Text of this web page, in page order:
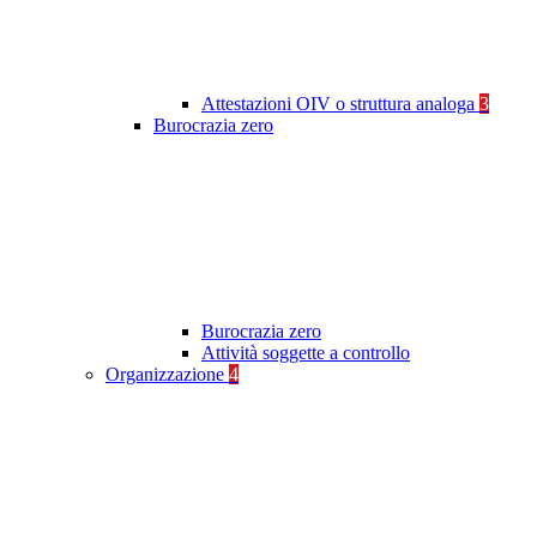
Attestazioni OIV o struttura analoga 3
Burocrazia zero
Burocrazia zero
Attività soggette a controllo
Organizzazione 4